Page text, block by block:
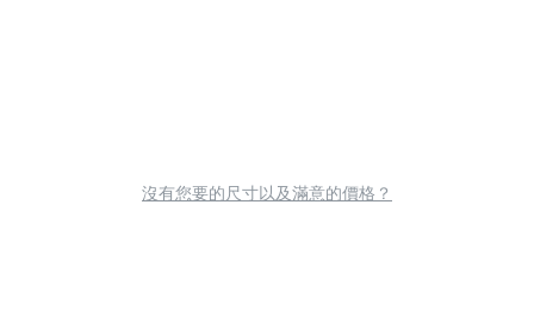
沒有您要的尺寸以及滿意的價格？